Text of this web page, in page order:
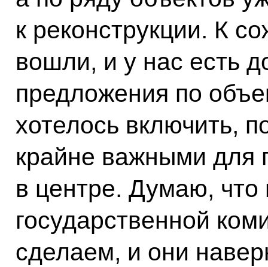
к реконструкции. К
вошли, и у нас есть
предложения по
хотелось включить,
крайне важными для
в центре. Думаю,
государственной
сделаем, и они